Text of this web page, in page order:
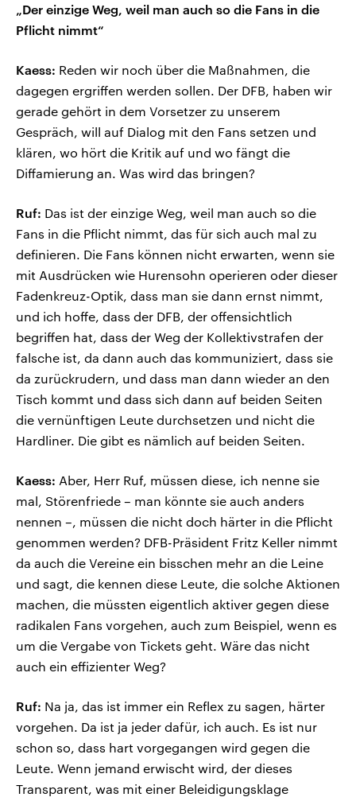
„Der einzige Weg, weil man auch so die Fans in die
Pflicht nimmt“
Kaess: Reden wir noch über die Maßnahmen, die
dagegen ergriffen werden sollen. Der DFB, haben wir
gerade gehört in dem Vorsetzer zu unserem
Gespräch, will auf Dialog mit den Fans setzen und
klären, wo hört die Kritik auf und wo fängt die
Diffamierung an. Was wird das bringen?
Ruf: Das ist der einzige Weg, weil man auch so die
Fans in die Pflicht nimmt, das für sich auch mal zu
definieren. Die Fans können nicht erwarten, wenn sie
mit Ausdrücken wie Hurensohn operieren oder dieser
Fadenkreuz-Optik, dass man sie dann ernst nimmt,
und ich hoffe, dass der DFB, der offensichtlich
begriffen hat, dass der Weg der Kollektivstrafen der
falsche ist, da dann auch das kommuniziert, dass sie
da zurückrudern, und dass man dann wieder an den
Tisch kommt und dass sich dann auf beiden Seiten
die vernünftigen Leute durchsetzen und nicht die
Hardliner. Die gibt es nämlich auf beiden Seiten.
Kaess: Aber, Herr Ruf, müssen diese, ich nenne sie
mal, Störenfriede – man könnte sie auch anders
nennen –, müssen die nicht doch härter in die Pflicht
genommen werden? DFB-Präsident Fritz Keller nimmt
da auch die Vereine ein bisschen mehr an die Leine
und sagt, die kennen diese Leute, die solche Aktionen
machen, die müssten eigentlich aktiver gegen diese
radikalen Fans vorgehen, auch zum Beispiel, wenn es
um die Vergabe von Tickets geht. Wäre das nicht
auch ein effizienter Weg?
Ruf: Na ja, das ist immer ein Reflex zu sagen, härter
vorgehen. Da ist ja jeder dafür, ich auch. Es ist nur
schon so, dass hart vorgegangen wird gegen die
Leute. Wenn jemand erwischt wird, der dieses
Transparent, was mit einer Beleidigungsklage